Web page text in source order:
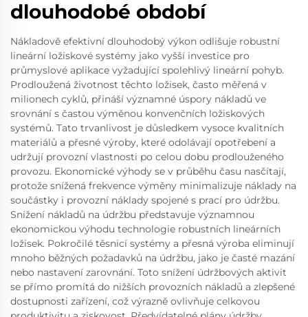
dlouhodobé období
Nákladově efektivní dlouhodobý výkon odlišuje robustní
lineární ložiskové systémy jako vyšší investice pro
průmyslové aplikace vyžadující spolehlivý lineární pohyb.
Prodloužená životnost těchto ložisek, často měřená v
milionech cyklů, přináší významné úspory nákladů ve
srovnání s častou výměnou konvenčních ložiskových
systémů. Tato trvanlivost je důsledkem vysoce kvalitních
materiálů a přesné výroby, které odolávají opotřebení a
udržují provozní vlastnosti po celou dobu prodlouženého
provozu. Ekonomické výhody se v průběhu času nasčítají,
protože snížená frekvence výměny minimalizuje náklady na
součástky i provozní náklady spojené s prací pro údržbu.
Snížení nákladů na údržbu představuje významnou
ekonomickou výhodu technologie robustních lineárních
ložisek. Pokročilé těsnicí systémy a přesná výroba eliminují
mnoho běžných požadavků na údržbu, jako je časté mazání
nebo nastavení zarovnání. Toto snížení údržbových aktivit
se přímo promítá do nižších provozních nákladů a zlepšené
dostupnosti zařízení, což výrazně ovlivňuje celkovou